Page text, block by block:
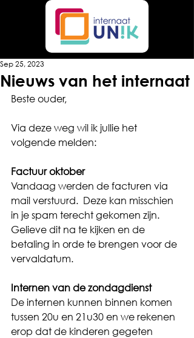
Nieuws van het internaat
Sep 25, 2023
Beste ouder,
Via deze weg wil ik jullie het
volgende melden:
Factuur oktober
Vandaag werden de facturen via
mail verstuurd.  Deze kan misschien
in je spam terecht gekomen zijn.
Gelieve dit na te kijken en de
betaling in orde te brengen voor de
vervaldatum.
Internen van de zondagdienst
De internen kunnen binnen komen
tussen 20u en 21u30 en we rekenen
erop dat de kinderen gegeten